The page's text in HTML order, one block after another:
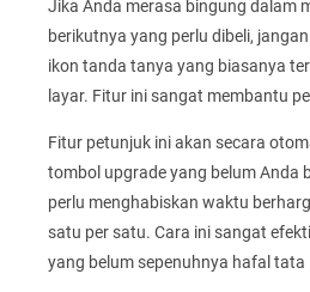
Jika Anda merasa bingung dalam
berikutnya yang perlu dibeli,
ikon tanda tanya yang biasanya
layar. Fitur ini sangat membantu
Fitur petunjuk ini akan secara
tombol upgrade yang belum Anda
perlu menghabiskan waktu
satu per satu. Cara ini sangat
yang belum sepenuhnya hafal tata